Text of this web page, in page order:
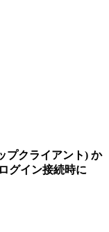
プクライアント) か
グイン接続時に